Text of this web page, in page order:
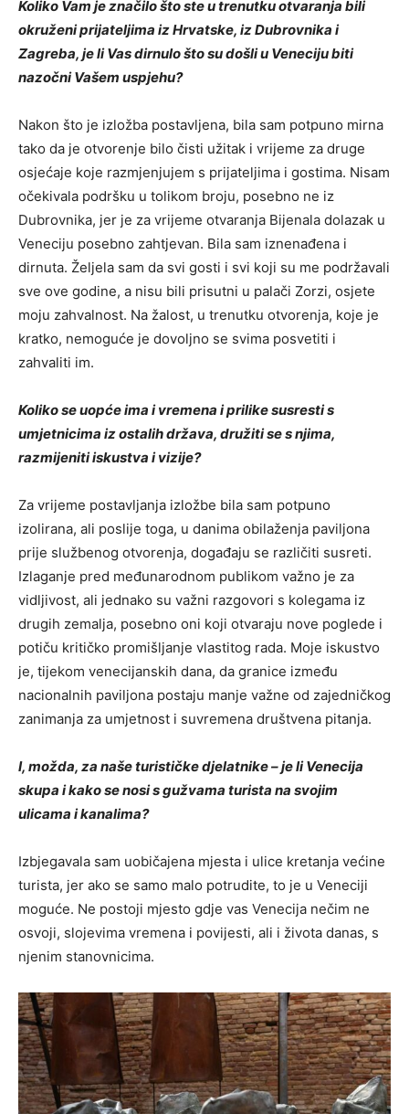
Koliko Vam je značilo što ste u trenutku otvaranja bili
okruženi prijateljima iz Hrvatske, iz Dubrovnika i
Zagreba, je li Vas dirnulo što su došli u Veneciju biti
nazočni Vašem uspjehu?
Nakon što je izložba postavljena, bila sam potpuno mirna
tako da je otvorenje bilo čisti užitak i vrijeme za druge
osjećaje koje razmjenjujem s prijateljima i gostima. Nisam
očekivala podršku u tolikom broju, posebno ne iz
Dubrovnika, jer je za vrijeme otvaranja Bijenala dolazak u
Veneciju posebno zahtjevan. Bila sam iznenađena i
dirnuta. Željela sam da svi gosti i svi koji su me podržavali
sve ove godine, a nisu bili prisutni u palači Zorzi, osjete
moju zahvalnost. Na žalost, u trenutku otvorenja, koje je
kratko, nemoguće je dovoljno se svima posvetiti i
zahvaliti im.
Koliko se uopće ima i vremena i prilike susresti s
umjetnicima iz ostalih država, družiti se s njima,
razmijeniti iskustva i vizije?
Za vrijeme postavljanja izložbe bila sam potpuno
izolirana, ali poslije toga, u danima obilaženja paviljona
prije službenog otvorenja, događaju se različiti susreti.
Izlaganje pred međunarodnom publikom važno je za
vidljivost, ali jednako su važni razgovori s kolegama iz
drugih zemalja, posebno oni koji otvaraju nove poglede i
potiču kritičko promišljanje vlastitog rada. Moje iskustvo
je, tijekom venecijanskih dana, da granice između
nacionalnih paviljona postaju manje važne od zajedničkog
zanimanja za umjetnost i suvremena društvena pitanja.
I, možda, za naše turističke djelatnike – je li Venecija
skupa i kako se nosi s gužvama turista na svojim
ulicama i kanalima?
Izbjegavala sam uobičajena mjesta i ulice kretanja većine
turista, jer ako se samo malo potrudite, to je u Veneciji
moguće. Ne postoji mjesto gdje vas Venecija nečim ne
osvoji, slojevima vremena i povijesti, ali i života danas, s
njenim stanovnicima.